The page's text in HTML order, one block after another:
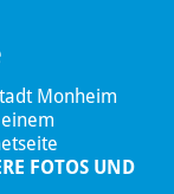
Monheim
FOTOS UND